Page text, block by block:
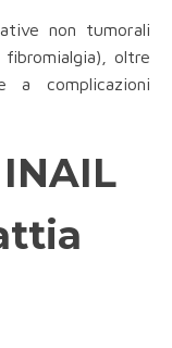
non tumorali
oltre
a complicazioni